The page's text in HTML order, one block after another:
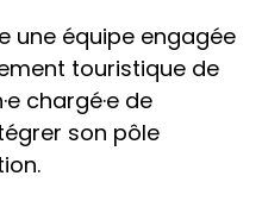
une équipe engagée
touristique de
chargé·e de
son pôle